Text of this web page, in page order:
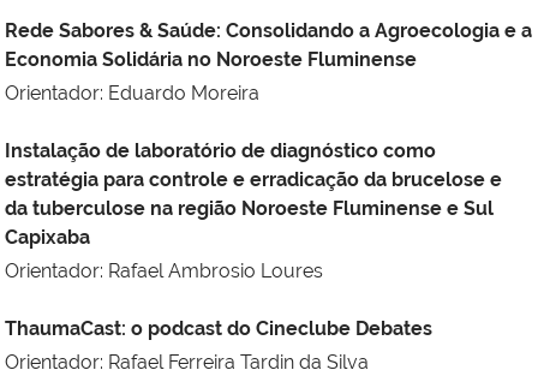
Rede Sabores & Saúde: Consolidando a Agroecologia e a
Economia Solidária no Noroeste Fluminense
Orientador: Eduardo Moreira
Instalação de laboratório de diagnóstico como
estratégia para controle e erradicação da brucelose e
da tuberculose na região Noroeste Fluminense e Sul
Capixaba
Orientador: Rafael Ambrosio Loures
ThaumaCast: o podcast do Cineclube Debates
Orientador: Rafael Ferreira Tardin da Silva